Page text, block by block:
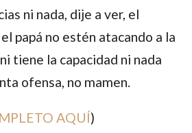
ni nada, dije a ver, el
papá no estén atacando a la
tiene la capacidad ni nada
ofensa, no mamen.
AQUÍ)